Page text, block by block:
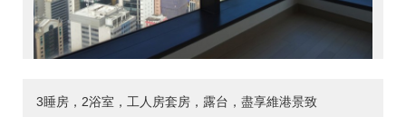
3睡房，2浴室，工人房套房，露台，盡享維港景致